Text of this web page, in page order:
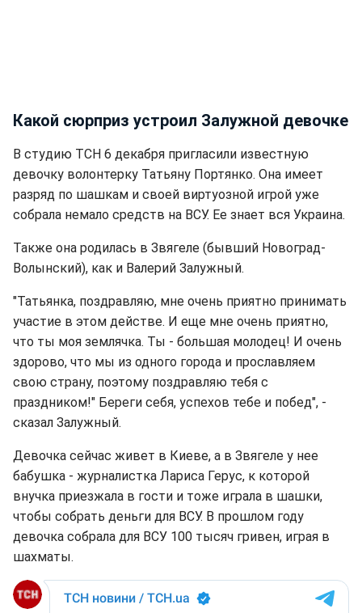
Какой сюрприз устроил Залужной девочке
В студию ТСН 6 декабря пригласили известную
девочку волонтерку Татьяну Портянко. Она имеет
разряд по шашкам и своей виртуозной игрой уже
собрала немало средств на ВСУ. Ее знает вся Украина.
Также она родилась в Звягеле (бывший Новоград-
Волынский), как и Валерий Залужный.
"Татьянка, поздравляю, мне очень приятно принимать
участие в этом действе. И еще мне очень приятно,
что ты моя землячка. Ты - большая молодец! И очень
здорово, что мы из одного города и прославляем
свою страну, поэтому поздравляю тебя с
праздником!" Береги себя, успехов тебе и побед", -
сказал Залужный.
Девочка сейчас живет в Киеве, а в Звягеле у нее
бабушка - журналистка Лариса Герус, к которой
внучка приезжала в гости и тоже играла в шашки,
чтобы собрать деньги для ВСУ. В прошлом году
девочка собрала для ВСУ 100 тысяч гривен, играя в
шахматы.